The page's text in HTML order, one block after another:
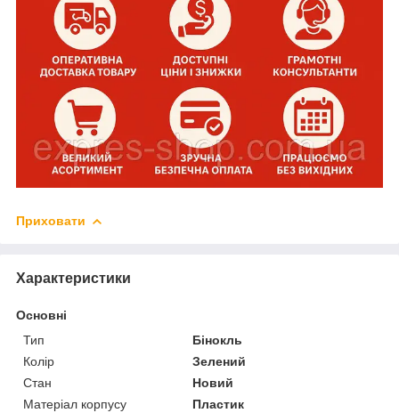
Приховати
Характеристики
Основні
Тип
Бінокль
Колір
Зелений
Стан
Новий
Матеріал корпусу
Пластик